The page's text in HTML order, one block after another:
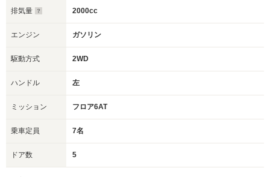
排気量 2000cc
エンジン ガソリン
駆動方式 2WD
ハンドル 左
ミッション フロア6AT
乗車定員 7名
ドア数 5